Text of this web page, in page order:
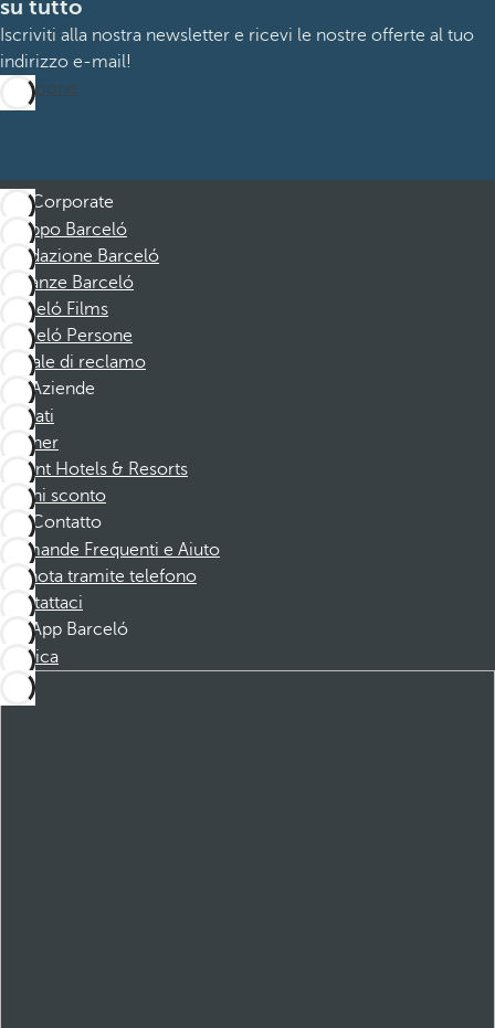
su tutto
Iscriviti alla nostra newsletter e ricevi le nostre offerte al tuo
indirizzo e-mail!
Iscrizione
Corporate
Gruppo Barceló
Fondazione Barceló
Vacanze Barceló
Barceló Films
Barceló Persone
Canale di reclamo
Aziende
Affiliati
Partner
Dorint Hotels & Resorts
Buoni sconto
Contatto
Domande Frequenti e Aiuto
Prenota tramite telefono
Contattaci
App Barceló
Scarica